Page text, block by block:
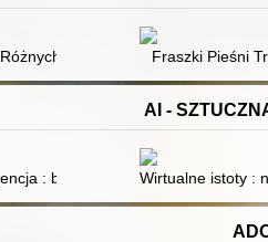
Czechosłowacji i NRD w latach
Międzychodzko-Fraszki Pieśni
AI -
: bezemocjonalny pożeracz
Wirtualne istoty :